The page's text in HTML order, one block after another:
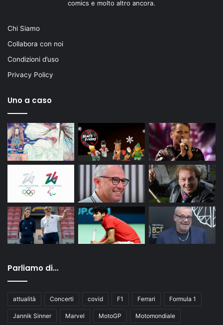
comics e molto altro ancora.
Chi Siamo
Collabora con noi
Condizioni d’uso
Privacy Policy
Uno a caso
Parliamo di…
attualità Concerti covid F1 Ferrari Formula 1
Jannik Sinner Marvel MotoGP Motomondiale